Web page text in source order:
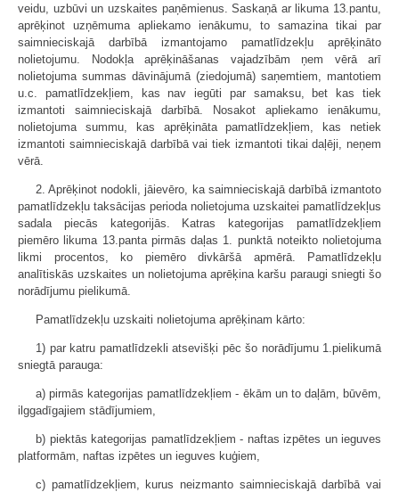
veidu, uzbūvi un uzskaites paņēmienus. Saskaņā ar likuma 13.pantu,
aprēķinot uzņēmuma apliekamo ienākumu, to samazina tikai par
saimnieciskajā darbībā izmantojamo pamatlīdzekļu aprēķināto
nolietojumu. Nodokļa aprēķināšanas vajadzībām ņem vērā arī
nolietojuma summas dāvinājumā (ziedojumā) saņemtiem, mantotiem
u.c. pamatlīdzekļiem, kas nav iegūti par samaksu, bet kas tiek
izmantoti saimnieciskajā darbībā. Nosakot apliekamo ienākumu,
nolietojuma summu, kas aprēķināta pamatlīdzekļiem, kas netiek
izmantoti saimnieciskajā darbībā vai tiek izmantoti tikai daļēji, neņem
vērā.
2. Aprēķinot nodokli, jāievēro, ka saimnieciskajā darbībā izmantoto
pamatlīdzekļu taksācijas perioda nolietojuma uzskaitei pamatlīdzekļus
sadala piecās kategorijās. Katras kategorijas pamatlīdzekļiem
piemēro likuma 13.panta pirmās daļas 1. punktā noteikto nolietojuma
likmi procentos, ko piemēro divkāršā apmērā. Pamatlīdzekļu
analītiskās uzskaites un nolietojuma aprēķina karšu paraugi sniegti šo
norādījumu pielikumā.
Pamatlīdzekļu uzskaiti nolietojuma aprēķinam kārto:
1) par katru pamatlīdzekli atsevišķi pēc šo norādījumu 1.pielikumā
sniegtā parauga:
a) pirmās kategorijas pamatlīdzekļiem - ēkām un to daļām, būvēm,
ilggadīgajiem stādījumiem,
b) piektās kategorijas pamatlīdzekļiem - naftas izpētes un ieguves
platformām, naftas izpētes un ieguves kuģiem,
c) pamatlīdzekļiem, kurus neizmanto saimnieciskajā darbībā vai